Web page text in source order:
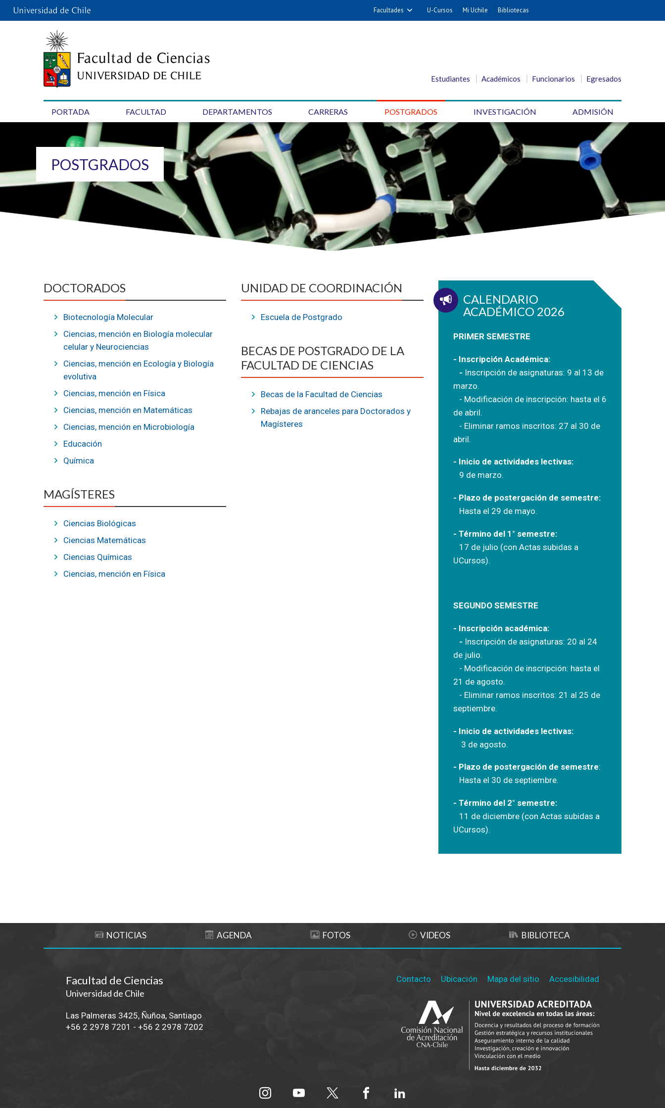
Facultades U-Cursos Mi Uchile Bibliotecas
Estudiantes Académicos Funcionarios Egresados
PORTADA FACULTAD DEPARTAMENTOS CARRERAS POSTGRADOS INVESTIGACIÓN ADMISIÓN
POSTGRADOS
DOCTORADOS
Biotecnología Molecular
Ciencias, mención en Biología molecular
celular y Neurociencias
Ciencias, mención en Ecología y Biología
evolutiva
Ciencias, mención en Física
Ciencias, mención en Matemáticas
Ciencias, mención en Microbiología
Educación
Química
MAGÍSTERES
Ciencias Biológicas
Ciencias Matemáticas
Ciencias Químicas
Ciencias, mención en Física
UNIDAD DE COORDINACIÓN
Escuela de Postgrado
BECAS DE POSTGRADO DE LA
FACULTAD DE CIENCIAS
Becas de la Facultad de Ciencias
Rebajas de aranceles para Doctorados y
Magísteres
CALENDARIO
ACADÉMICO 2026
PRIMER SEMESTRE
- Inscripción Académica:
- Inscripción de asignaturas: 9 al 13 de
marzo.
- Modificación de inscripción: hasta el 6
de abril.
- Eliminar ramos inscritos: 27 al 30 de
abril.
- Inicio de actividades lectivas:
9 de marzo.
- Plazo de postergación de semestre:
Hasta el 29 de mayo.
- Término del 1° semestre:
17 de julio (con Actas subidas a
UCursos).
SEGUNDO SEMESTRE
- Inscripción académica:
- Inscripción de asignaturas: 20 al 24
de julio.
- Modificación de inscripción: hasta el
21 de agosto.
- Eliminar ramos inscritos: 21 al 25 de
septiembre.
- Inicio de actividades lectivas:
3 de agosto.
- Plazo de postergación de semestre:
Hasta el 30 de septiembre.
- Término del 2° semestre:
11 de diciembre (con Actas subidas a
UCursos).
NOTICIAS AGENDA FOTOS VIDEOS BIBLIOTECA
Contacto Ubicación Mapa del sitio Accesibilidad
Facultad de Ciencias
Universidad de Chile
Las Palmeras 3425, Ñuñoa, Santiago
+56 2 2978 7201 - +56 2 2978 7202